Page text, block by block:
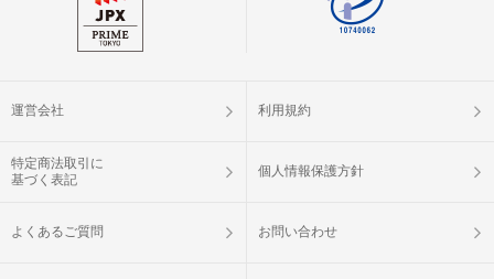
運営会社 利用規約
特定商法取引に
基づく表記
個人情報保護方針
よくあるご質問 お問い合わせ